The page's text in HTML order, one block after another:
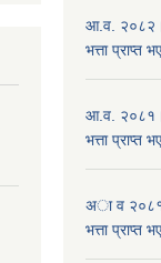
आ.व.
भत्ता प्राप्त
आ.व.
भत्ता प्राप्त
अा व
भत्ता प्राप्त